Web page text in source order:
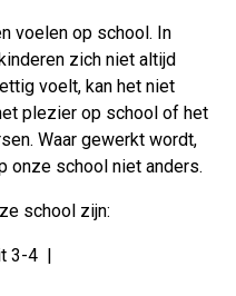
voelen op school. In
zich niet altijd
voelt, kan het niet
plezier op school of het
Waar gewerkt wordt,
onze school niet anders.
school zijn:
3-4 |